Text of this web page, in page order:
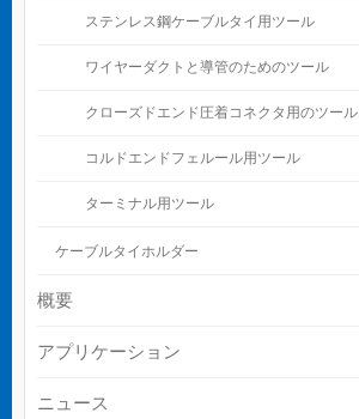
ステンレス鋼ケーブルタイ用ツール
ワイヤーダクトと導管のためのツール
クローズドエンド圧着コネクタ用のツール
コルドエンドフェルール用ツール
ターミナル用ツール
ケーブルタイホルダー
概要
アプリケーション
ニュース